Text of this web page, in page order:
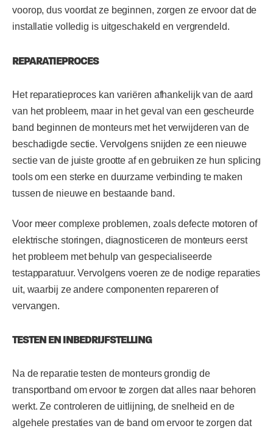
voorop, dus voordat ze beginnen, zorgen ze ervoor dat de
installatie volledig is uitgeschakeld en vergrendeld.
REPARATIEPROCES
Het reparatieproces kan variëren afhankelijk van de aard
van het probleem, maar in het geval van een gescheurde
band beginnen de monteurs met het verwijderen van de
beschadigde sectie. Vervolgens snijden ze een nieuwe
sectie van de juiste grootte af en gebruiken ze hun splicing
tools om een sterke en duurzame verbinding te maken
tussen de nieuwe en bestaande band.
Voor meer complexe problemen, zoals defecte motoren of
elektrische storingen, diagnosticeren de monteurs eerst
het probleem met behulp van gespecialiseerde
testapparatuur. Vervolgens voeren ze de nodige reparaties
uit, waarbij ze andere componenten repareren of
vervangen.
TESTEN EN INBEDRIJFSTELLING
Na de reparatie testen de monteurs grondig de
transportband om ervoor te zorgen dat alles naar behoren
werkt. Ze controleren de uitlijning, de snelheid en de
algehele prestaties van de band om ervoor te zorgen dat